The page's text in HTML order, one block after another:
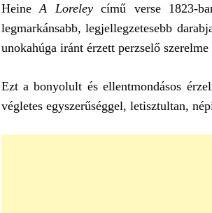
HeineA Loreleycímű verse 1823-
legmarkánsabb, legjellegzetesebb
unokahúga iránt érzett perzselő
Ezt a bonyolult és ellentmondásos
végletes egyszerűséggel, letisztultan,